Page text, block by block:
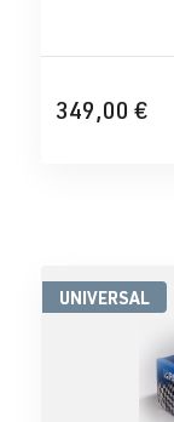
349,00 €
UNIVERSAL